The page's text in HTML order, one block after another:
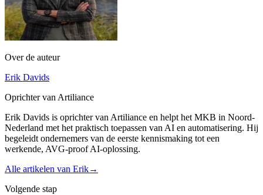
Over de auteur
Erik Davids
Oprichter van Artiliance
Erik Davids is oprichter van Artiliance en helpt het MKB in Noord-
Nederland met het praktisch toepassen van AI en automatisering. Hij
begeleidt ondernemers van de eerste kennismaking tot een
werkende, AVG-proof AI-oplossing.
Alle artikelen van Erik→
Volgende stap